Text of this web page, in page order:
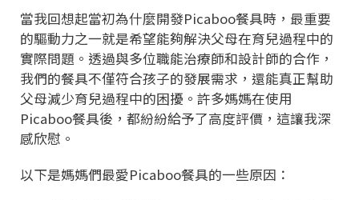
當我回想起當初為什麼開發Picaboo餐具時，最重要
的驅動力之一就是希望能夠解決父母在育兒過程中的
實際問題。透過與多位職能治療師和設計師的合作，
我們的餐具不僅符合孩子的發展需求，還能真正幫助
父母減少育兒過程中的困擾。許多媽媽在使用
Picaboo餐具後，都紛紛給予了高度評價，這讓我深
感欣慰。
以下是媽媽們最愛Picaboo餐具的一些原因：